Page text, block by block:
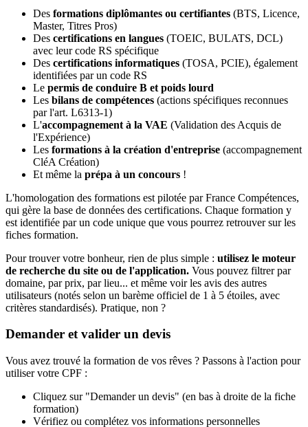
Des formations diplômantes ou certifiantes (BTS, Licence,
Master, Titres Pros)
Des certifications en langues (TOEIC, BULATS, DCL)
avec leur code RS spécifique
Des certifications informatiques (TOSA, PCIE), également
identifiées par un code RS
Le permis de conduire B et poids lourd
Les bilans de compétences (actions spécifiques reconnues
par l'art. L6313-1)
L'accompagnement à la VAE (Validation des Acquis de
l'Expérience)
Les formations à la création d'entreprise (accompagnement
CléA Création)
Et même la prépa à un concours !
L'homologation des formations est pilotée par France Compétences,
qui gère la base de données des certifications. Chaque formation y
est identifiée par un code unique que vous pourrez retrouver sur les
fiches formation.
Pour trouver votre bonheur, rien de plus simple : utilisez le moteur
de recherche du site ou de l'application. Vous pouvez filtrer par
domaine, par prix, par lieu... et même voir les avis des autres
utilisateurs (notés selon un barème officiel de 1 à 5 étoiles, avec
critères standardisés). Pratique, non ?
Demander et valider un devis
Vous avez trouvé la formation de vos rêves ? Passons à l'action pour
utiliser votre CPF :
Cliquez sur "Demander un devis" (en bas à droite de la fiche
formation)
Vérifiez ou complétez vos informations personnelles